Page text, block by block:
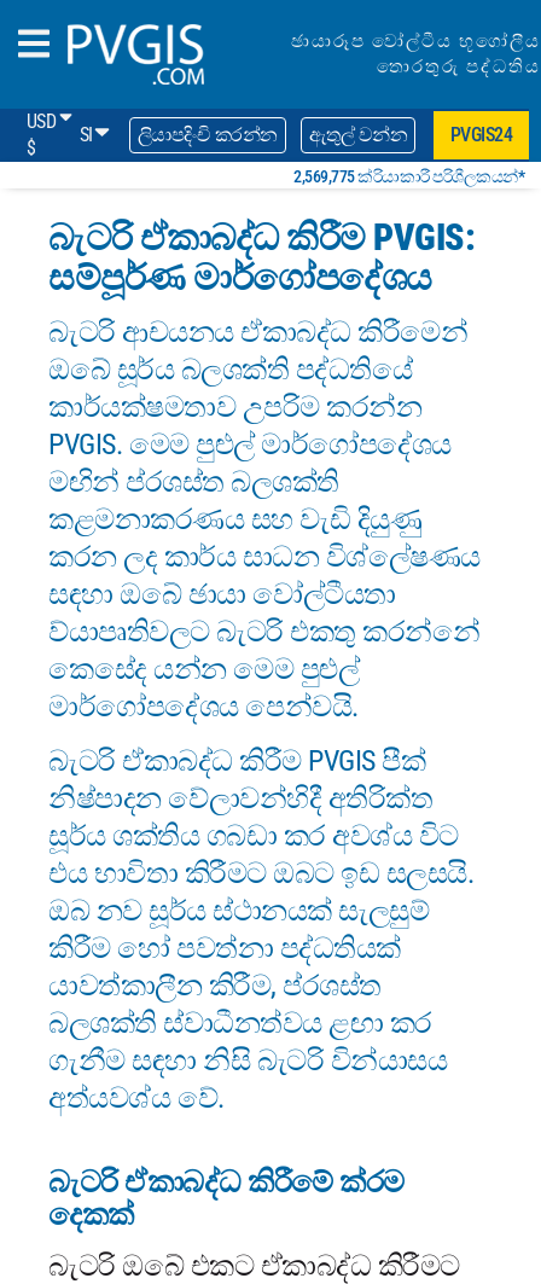
ඡායාරූප වෝල්ටීය භූගෝලීය
තොරතුරු පද්ධතිය
USD
$
SI ලියාපදිංචි කරන්න ඇතුල් වන්න PVGIS24
2,569,775 ක්රියාකාරී පරිශීලකයන්*
බැටරි ඒකාබද්ධ කිරීම PVGIS:
සම්පූර්ණ මාර්ගෝපදේශය
බැටරි ආචයනය ඒකාබද්ධ කිරීමෙන්
ඔබේ සූර්ය බලශක්ති පද්ධතියේ
කාර්යක්ෂමතාව උපරිම කරන්න
PVGIS. මෙම පුළුල් මාර්ගෝපදේශය
මඟින් ප්රශස්ත බලශක්ති
කළමනාකරණය සහ වැඩි දියුණු
කරන ලද කාර්ය සාධන විශ්ලේෂණය
සඳහා ඔබේ ඡායා වෝල්ටීයතා
ව්යාපෘතිවලට බැටරි එකතු කරන්නේ
කෙසේද යන්න මෙම පුළුල්
මාර්ගෝපදේශය පෙන්වයි.
බැටරි ඒකාබද්ධ කිරීම PVGIS පීක්
නිෂ්පාදන වේලාවන්හිදී අතිරික්ත
සූර්ය ශක්තිය ගබඩා කර අවශ්ය විට
එය භාවිතා කිරීමට ඔබට ඉඩ සලසයි.
ඔබ නව සූර්ය ස්ථානයක් සැලසුම්
කිරීම හෝ පවත්නා පද්ධතියක්
යාවත්කාලීන කිරීම, ප්රශස්ත
බලශක්ති ස්වාධීනත්වය ළඟා කර
ගැනීම සඳහා නිසි බැටරි වින්යාසය
අත්යවශ්ය වේ.
බැටරි ඒකාබද්ධ කිරීමේ ක්රම
දෙකක්
බැටරි ඔබේ එකට ඒකාබද්ධ කිරීමට